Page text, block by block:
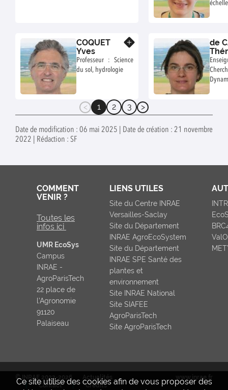
COQUET
Yves
Professeur : Science
du sol, hydrologie
de
1 2 3
Date de modification : 06 mai 2025 | Date de création : 21 novembre
2022 | Rédaction : SF
Ce site utilise des cookies afin de vous proposer des
COMMENT
VENIR ?
Toutes les
infos ici
UMR EcoSys
Campus
INRAE -
AgroParisTech
22 place de
l’Agronomie
91120
Palaiseau
LIENS UTILES
Site du Centre INRAE
Versailles-Saclay
Site du Département
INRAE AgroEcoSystem
Site du Département
INRAE SPE Santé des
plantes et
environnement
Site INRAE National
Site SIAFEE
AgroParisTech
Site AgroParisTech
© INRAE 2022-2026
Actualités
Contact
Crédits
www.inrae.fr